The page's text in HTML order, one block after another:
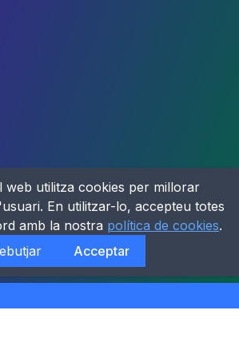
web utilitza cookies per millorar
En utilitzar-lo, accepteu totes
amb la nostra política de cookies.
Acceptar